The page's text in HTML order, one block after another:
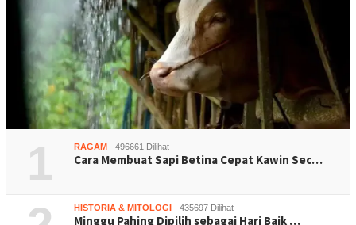
1 RAGAM 496661 Dilihat
Cara Membuat Sapi Betina Cepat Kawin Sec…
HISTORIA & MITOLOGI 435697 Dilihat
Minggu Pahing Dipilih sebagai Hari Baik …